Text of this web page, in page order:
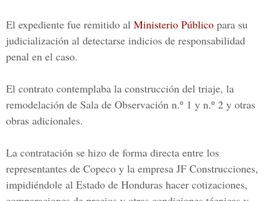
El expediente fue remitido al Ministerio Público para su
judicialización al detectarse indicios de responsabilidad
penal en el caso.
El contrato contemplaba la construcción del triaje, la
remodelación de Sala de Observación n.º 1 y n.º 2 y otras
obras adicionales.
La contratación se hizo de forma directa entre los
representantes de Copeco y la empresa JF Construcciones,
impidiéndole al Estado de Honduras hacer cotizaciones,